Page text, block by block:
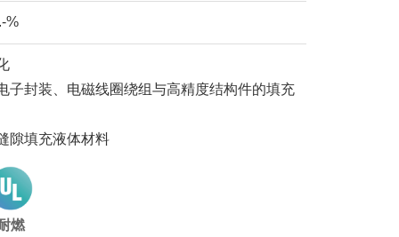
%
子封装、电磁线圈绕组与高精度结构件的填充
隙填充液体材料
燃